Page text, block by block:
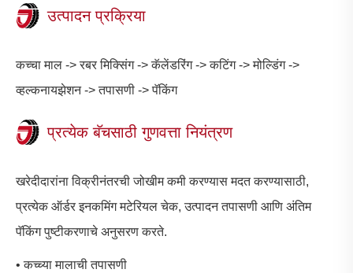
उत्पादन प्रक्रिया
कच्चा माल -> रबर मिक्सिंग -> कॅलेंडरिंग -> कटिंग -> मोल्डिंग ->
व्हल्कनायझेशन -> तपासणी -> पॅकिंग
प्रत्येक बॅचसाठी गुणवत्ता नियंत्रण
खरेदीदारांना विक्रीनंतरची जोखीम कमी करण्यास मदत करण्यासाठी,
प्रत्येक ऑर्डर इनकमिंग मटेरियल चेक, उत्पादन तपासणी आणि अंतिम
पॅकिंग पुष्टीकरणाचे अनुसरण करते.
• कच्च्या मालाची तपासणी